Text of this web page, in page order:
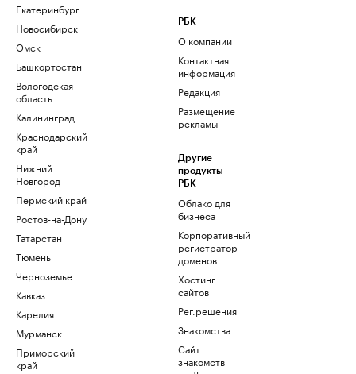
Екатеринбург
Новосибирск
Омск
Башкортостан
Вологодская
область
Калининград
Краснодарский
край
Нижний
Новгород
Пермский край
Ростов-на-Дону
Татарстан
Тюмень
Черноземье
Кавказ
Карелия
Мурманск
Приморский
край
РБК
О компании
Контактная
информация
Редакция
Размещение
рекламы
Другие
продукты
РБК
Облако для
бизнеса
Корпоративный
регистратор
доменов
Хостинг
сайтов
Рег.решения
Знакомства
Сайт
знакомств